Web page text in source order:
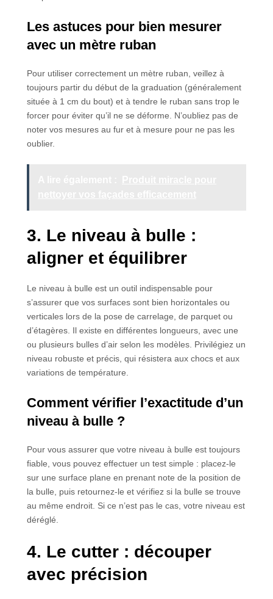
Les astuces pour bien mesurer
avec un mètre ruban
Pour utiliser correctement un mètre ruban, veillez à
toujours partir du début de la graduation (généralement
située à 1 cm du bout) et à tendre le ruban sans trop le
forcer pour éviter qu’il ne se déforme. N’oubliez pas de
noter vos mesures au fur et à mesure pour ne pas les
oublier.
3. Le niveau à bulle :
aligner et équilibrer
Le niveau à bulle est un outil indispensable pour
s’assurer que vos surfaces sont bien horizontales ou
verticales lors de la pose de carrelage, de parquet ou
d’étagères. Il existe en différentes longueurs, avec une
ou plusieurs bulles d’air selon les modèles. Privilégiez un
niveau robuste et précis, qui résistera aux chocs et aux
variations de température.
Comment vérifier l’exactitude d’un
niveau à bulle ?
Pour vous assurer que votre niveau à bulle est toujours
fiable, vous pouvez effectuer un test simple : placez-le
sur une surface plane en prenant note de la position de
la bulle, puis retournez-le et vérifiez si la bulle se trouve
au même endroit. Si ce n’est pas le cas, votre niveau est
déréglé.
4. Le cutter : découper
avec précision